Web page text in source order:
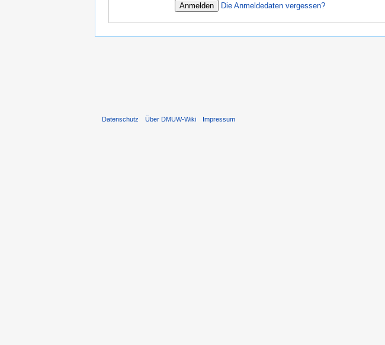
Die Anmeldedaten vergessen?
Datenschutz Über DMUW-Wiki Impressum